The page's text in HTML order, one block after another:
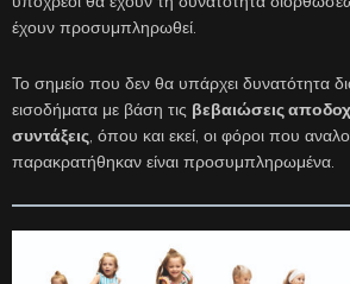
έχουν προσυμπληρωθεί.
Το σημείο που δεν θα υπάρχει δυνατότητα
εισοδήματα με βάση τις βεβαιώσεις
συντάξεις , όπου και εκεί, οι φόροι που
παρακρατήθηκαν είναι προσυμπληρωμένα.